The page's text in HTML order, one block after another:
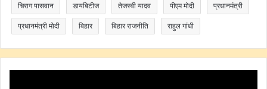
चिराग पासवान डायबिटीज तेजस्वी यादव पीएम मोदी प्रधानमंत्री
प्रधानमंत्री मोदी बिहार बिहार राजनीति राहुल गांधी